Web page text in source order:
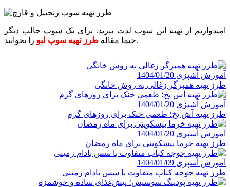
امیدواریم از تهیه این سوپ لذت ببرید. برای یک سوپ جالب دیگر
حتما مقاله طرز تهیه سوپ لبو را بخوانید.
آموزش آشپزی 1404/01/20
طرز تهیه همبرگر زغالی به روش خانگی
آموزش آشپزی 1404/01/20
طرز تهیه آش یخ؛ طعمی خنک برای روزهای گرم
آموزش آشپزی 1404/01/20
طرز تهیه خرما بیسکویتی برای ماه رمضان
آموزش آشپزی 1404/01/09
طرز تهیه جوجه کباب متفاوت با سس بادام زمینی